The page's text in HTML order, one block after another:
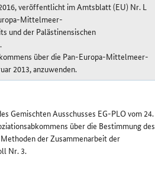
veröffentlicht im Amtsblatt (EU) Nr. L
Mittelmeer-
und der Palästinensischen
über die Pan-Europa-Mittelmeer-
2013, anzuwenden.
Gemischten Ausschusses EG-PLO vom 24.
über die Bestimmung des
der Zusammenarbeit der
Nr. 3.